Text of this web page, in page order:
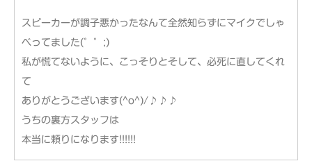
スピーカーが調子悪かったなんて全然知らずにマイクでしゃ
べってました(゜゜;)
私が慌てないように、こっそりとそして、必死に直してくれ
て
ありがとうございます(^o^)/♪♪♪
うちの裏方スタッフは
本当に頼りになります!!!!!!